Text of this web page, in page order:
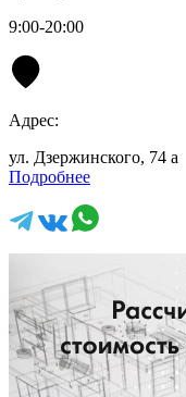
9:00-20:00
Адрес:
ул. Дзержинского, 74 а
Подробнее